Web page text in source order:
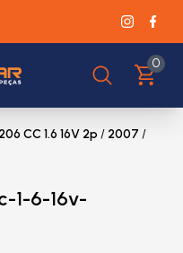
0
206 CC 1.6 16V 2p/ 2007 /
1-6-16v-